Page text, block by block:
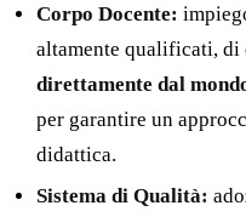
Corpo Docente:
altamente qualificati,
direttamente dal
per garantire un
didattica.
Sistema di Qualità: